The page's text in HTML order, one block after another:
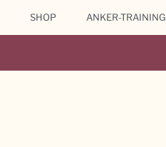
SHOP ANKER-TRAINING